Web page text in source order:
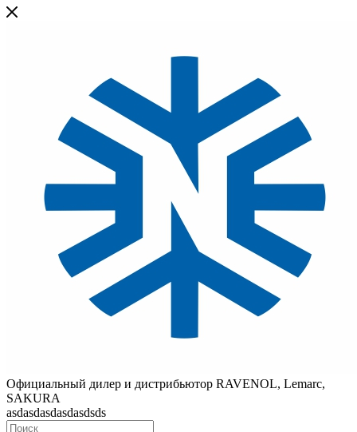
Официальный дилер и дистрибьютор RAVENOL, Lemarc,
SAKURA
asdasdasdasdasdsds